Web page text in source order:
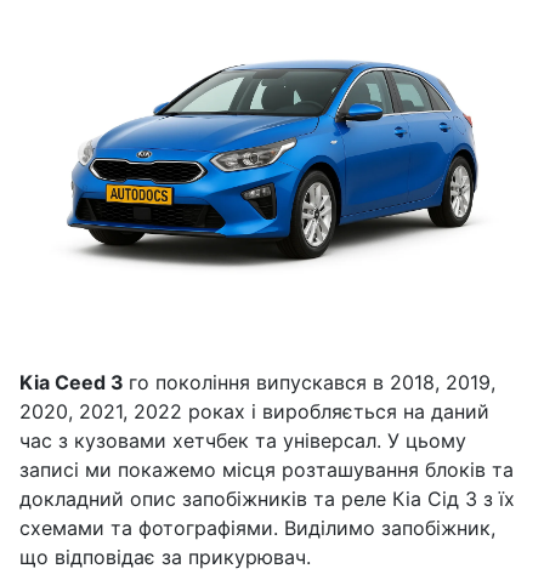
Kia Ceed 3 го покоління випускався в 2018, 2019,
2020, 2021, 2022 роках і виробляється на даний
час з кузовами хетчбек та універсал. У цьому
записі ми покажемо місця розташування блоків та
докладний опис запобіжників та реле Кіа Сід 3 з їх
схемами та фотографіями. Виділимо запобіжник,
що відповідає за прикурювач.